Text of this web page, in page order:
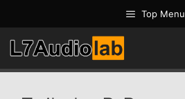
至
内
容
Top Menu